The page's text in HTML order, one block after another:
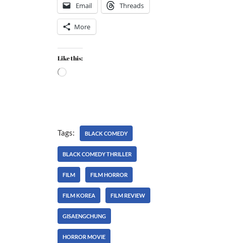
Email Threads
More
Like this:
Tags: BLACK COMEDY
BLACK COMEDY THRILLER
FILM FILM HORROR
FILM KOREA FILM REVIEW
GISAENGCHUNG
HORROR MOVIE